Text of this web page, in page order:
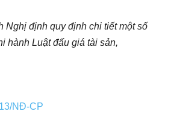
Nghị định quy định chi tiết một số
hành Luật đấu giá tài sản,
NĐ-CP